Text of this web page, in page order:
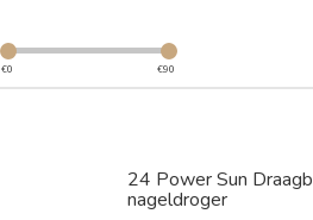
€0 €90
24 Power Sun
nageldroger